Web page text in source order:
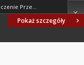
Pokaż szczegóły
Zjednoczenie Przemysłu Artykułów Technicznych i Galanteryjnych. Oprac.